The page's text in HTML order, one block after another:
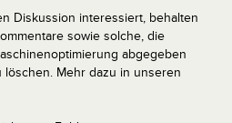
Diskussion interessiert, behalten
sowie solche, die
abgegeben
Mehr dazu in unseren